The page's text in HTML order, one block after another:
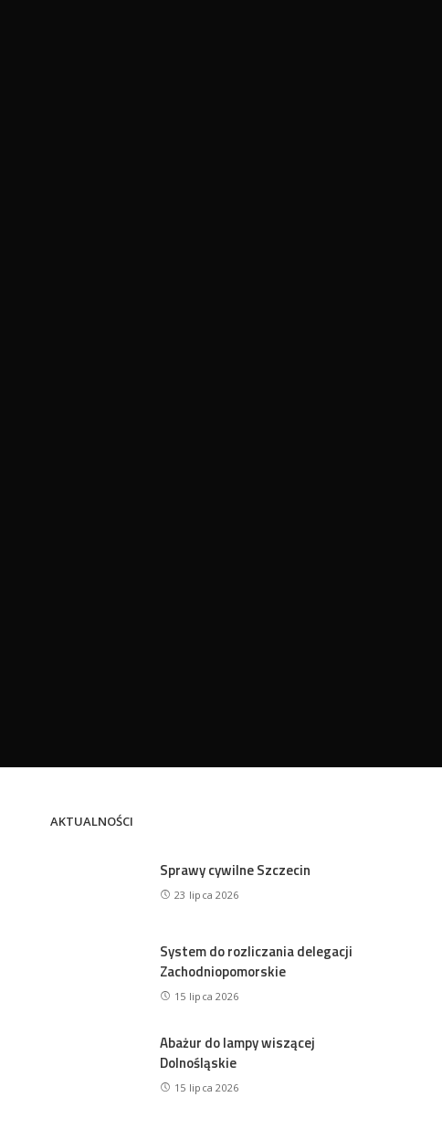
AKTUALNOŚCI
Sprawy cywilne Szczecin
23 lipca 2026
System do rozliczania delegacji
Zachodniopomorskie
15 lipca 2026
Abażur do lampy wiszącej
Dolnośląskie
15 lipca 2026